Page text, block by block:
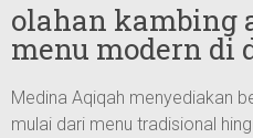
olahan kambing
menu modern di
Medina Aqiqah menyediakan
mulai dari menu tradisional